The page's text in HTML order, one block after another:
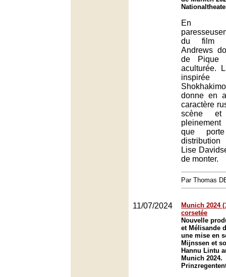
En
du film
Andrews
de Pique
aculturée.
donne en
caractère
scène
que
Lise
de monter.
Par Thomas
11/07/2024
Munich 2024
corsetée
Nouvelle
et Mélisande
une mise en
Mijnssen et
Hannu Lintu
Munich 2024.